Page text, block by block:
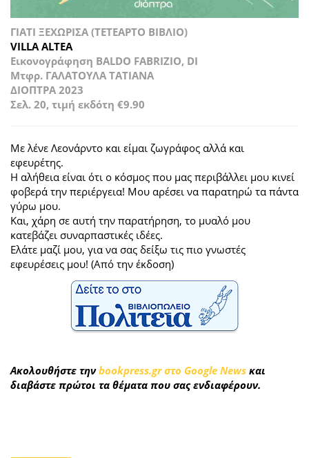
ΓΙΑΤΙ ΞΕΧΩΡΙΣΑ (ΤΕΤΕΑΡΤΟ ΒΙΒΛΙΟ)
VILLA ALTEA
Εικονογράφηση BALDO FABRIZIO, DI
Μτφρ. ΓΑΛΑΤΟΥΛΑ ΤΑΤΙΑΝΑ
ΔΙΟΠΤΡΑ 2023
Σελ. 20, τιμή εκδότη €9.90
Με λένε Λεονάρντο και είμαι ζωγράφος αλλά και
εφευρέτης.
Η αλήθεια είναι ότι ο κόσμος που μας περιβάλλει μου κινεί
φοβερά την περιέργεια! Μου αρέσει να παρατηρώ τα πάντα
γύρω μου.
Και, χάρη σε αυτή την παρατήρηση, το μυαλό μου
κατεβάζει συναρπαστικές ιδέες.
Ελάτε μαζί μου, για να σας δείξω τις πιο γνωστές
εφευρέσεις μου! (Από την έκδοση)
Ακολουθήστε τηνbookpress.gr στο Google News και
διαβάστε πρώτοι τα θέματα που σας ενδιαφέρουν.